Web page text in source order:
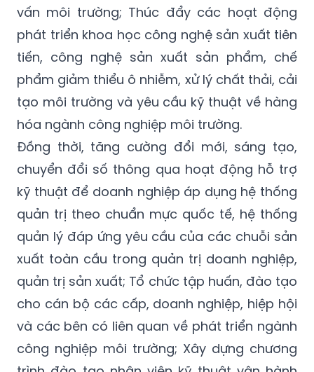
vấn môi trường; Thúc đẩy các hoạt động
phát triển khoa học công nghệ sản xuất tiên
tiến, công nghệ sản xuất sản phẩm, chế
phẩm giảm thiểu ô nhiễm, xử lý chất thải, cải
tạo môi trường và yêu cầu kỹ thuật về hàng
hóa ngành công nghiệp môi trường.
Đồng thời, tăng cường đổi mới, sáng tạo,
chuyển đổi số thông qua hoạt động hỗ trợ
kỹ thuật để doanh nghiệp áp dụng hệ thống
quản trị theo chuẩn mực quốc tế, hệ thống
quản lý đáp ứng yêu cầu của các chuỗi sản
xuất toàn cầu trong quản trị doanh nghiệp,
quản trị sản xuất; Tổ chức tập huấn, đào tạo
cho cán bộ các cấp, doanh nghiệp, hiệp hội
và các bên có liên quan về phát triển ngành
công nghiệp môi trường; Xây dựng chương